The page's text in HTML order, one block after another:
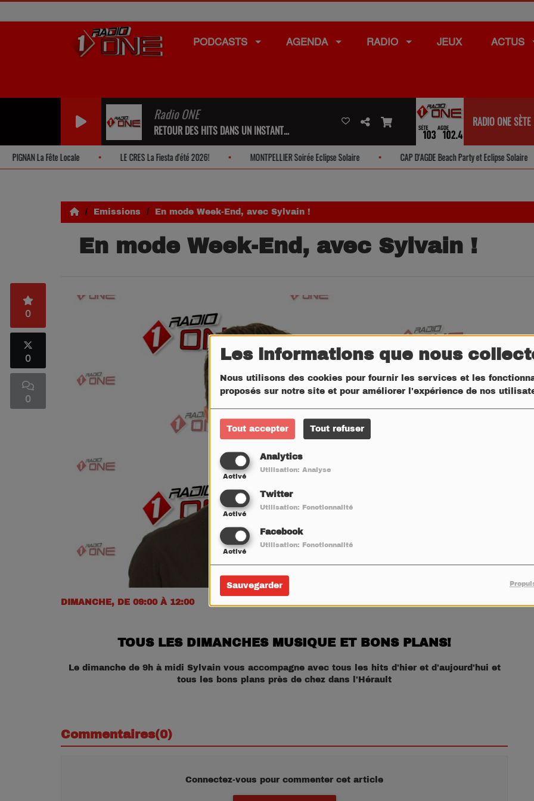
Les informations que nous
Nous utilisons des cookies pour fournir les services et les
proposés sur notre site et pour améliorer l'expérience de nos
Tout accepter Tout refuser
Analytics
Activé
Utilisation: Analyse
Twitter
Activé
Utilisation: Fonctionnalité
Facebook
Activé
Utilisation: Fonctionnalité
Sauvegarder
PODCASTS AGENDA RADIO JEUX ACTUS
Radio ONE
RETOUR DES HITS DANS UN INSTANT...
RADIO ONE SÈTE
La Fête Locale LE CRES La Fiesta d'été 2026! MONTPELLIER Soirée Eclipse Solaire CAP D'AGDE Beach Party et Eclipse Solaire
Emissions En mode Week-End, avec Sylvain !
En mode Week-End, avec Sylvain !
0
0
0
DIMANCHE, DE 09:00 À 12:00
TOUS LES DIMANCHES MUSIQUE ET BONS PLANS!
Le dimanche de 9h à midi Sylvain vous accompagne avec tous les hits d'hier et d'aujourd'hui et
tous les bons plans près de chez dans l'Hérault
Commentaires(0)
Connectez-vous pour commenter cet article